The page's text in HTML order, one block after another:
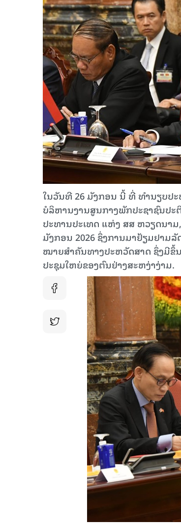
ໃນວັນທີ 26 ມັງກອນ ນີ້ ທີ່ ທໍານຽບປ
ບໍລິຫານງານສູນກາງພັກປະຊາຊົນປະ
ປະທານປະເທດ ແຫ່ງ ສສ ຫວຽດນາມ
ມັງກອນ 2026 ຊຶ່ງການມາຢ້ຽມຢາມ
ໝາຍສໍາຄັນທາງປະຫວັດສາດ ຊຶ່ງມີຂຶ້
ປະຊຸມໃຫຍ່ຂອງຕົນຢ່າງສະຫງ່າງ່າມ.